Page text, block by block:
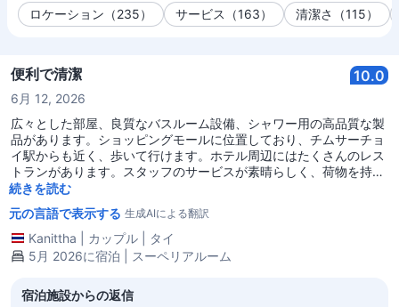
ロケーション（235） サービス（163） 清潔さ（115）
便利で清潔 10.0
6月 12, 2026
広々とした部屋、良質なバスルーム設備、シャワー用の高品質な製
品があります。ショッピングモールに位置しており、チムサーチョ
イ駅からも近く、歩いて行けます。ホテル周辺にはたくさんのレス
トランがあります。スタッフのサービスが素晴らしく、荷物を持っ
てくれたり、タクシーを呼んでくれたり、宿泊客のケアをしっかり
行ってくれます。清掃スタッフは最高で、宿泊客が何をどこに置い
たかをよく観察しており、快適に過ごせるように製品を補充してく
れます。
続きを読む
元の言語で表示する 生成AIによる翻訳
Kanittha カップル
タイ
5月 2026に宿泊 | スーペリアルーム
宿泊施設からの返信